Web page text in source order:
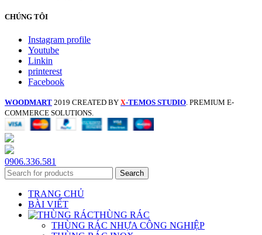
CHÚNG TÔI
Instagram profile
Youtube
Linkin
printerest
Facebook
WOODMART 2019 CREATED BY X-TEMOS STUDIO. PREMIUM E-
COMMERCE SOLUTIONS.
0906.336.581
Search
TRANG CHỦ
BÀI VIẾT
THÙNG RÁC
THÙNG RÁC NHỰA CÔNG NGHIỆP